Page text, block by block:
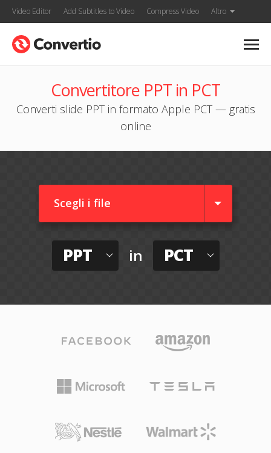
Video Editor Add Subtitles to Video Compress Video Altro
Convertitore PPT in PCT
Converti slide PPT in formato Apple PCT — gratis
online
Scegli i file
PPT in PCT